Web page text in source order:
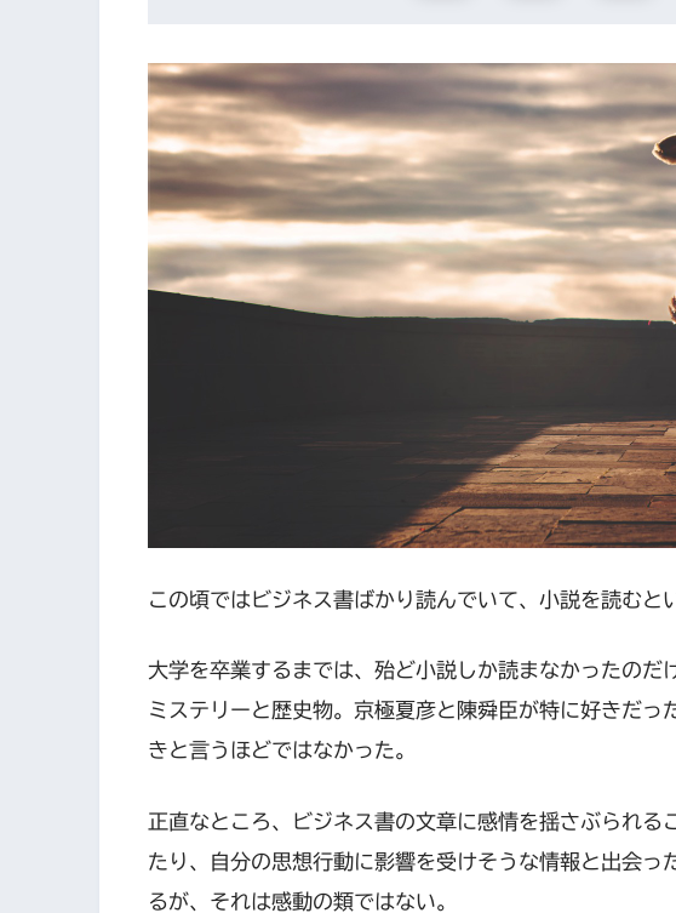
この頃ではビジネス書ばかり読んでいて、小説を読むと
大学を卒業するまでは、殆ど小説しか読まなかったのだ
ミステリーと歴史物。京極夏彦と陳舜臣が特に好きだっ
きと言うほどではなかった。
正直なところ、ビジネス書の文章に感情を揺さぶられる
たり、自分の思想行動に影響を受けそうな情報と出会っ
るが、それは感動の類ではない。